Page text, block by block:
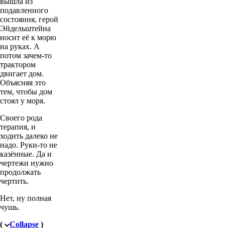
подавленного
состояния, герой
Эйдельштейна
носит её к морю
на руках. А
потом зачем-то
трактором
двигает дом.
Объясняя это
тем, чтобы дом
стоял у моря.
Своего рода
терапия, и
ходить далеко не
надо. Руки-то не
казённые. Да и
чертежи нужно
продолжать
чертить.
Нет, ну полная
чушь.
(
Collapse )